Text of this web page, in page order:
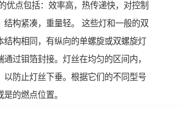
优点包括：效率高，热传递快，对控制
结构紧凑，重量轻。 这些灯和一般的双
结构相同，有纵向的单螺旋或双螺旋灯
通过钼箔封接。灯丝在均匀的区间内，
以防止灯丝下垂。根据它们的不同型号
的燃点位置。